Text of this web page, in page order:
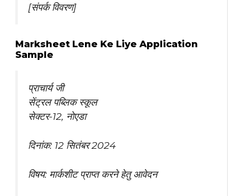
[संपर्क विवरण]
Marksheet Lene Ke Liye Application
Sample
प्राचार्य जी
सेंट्रल पब्लिक स्कूल
सेक्टर-12, नोएडा
दिनांक: 12 सितंबर 2024
विषय: मार्कशीट प्राप्त करने हेतु आवेदन